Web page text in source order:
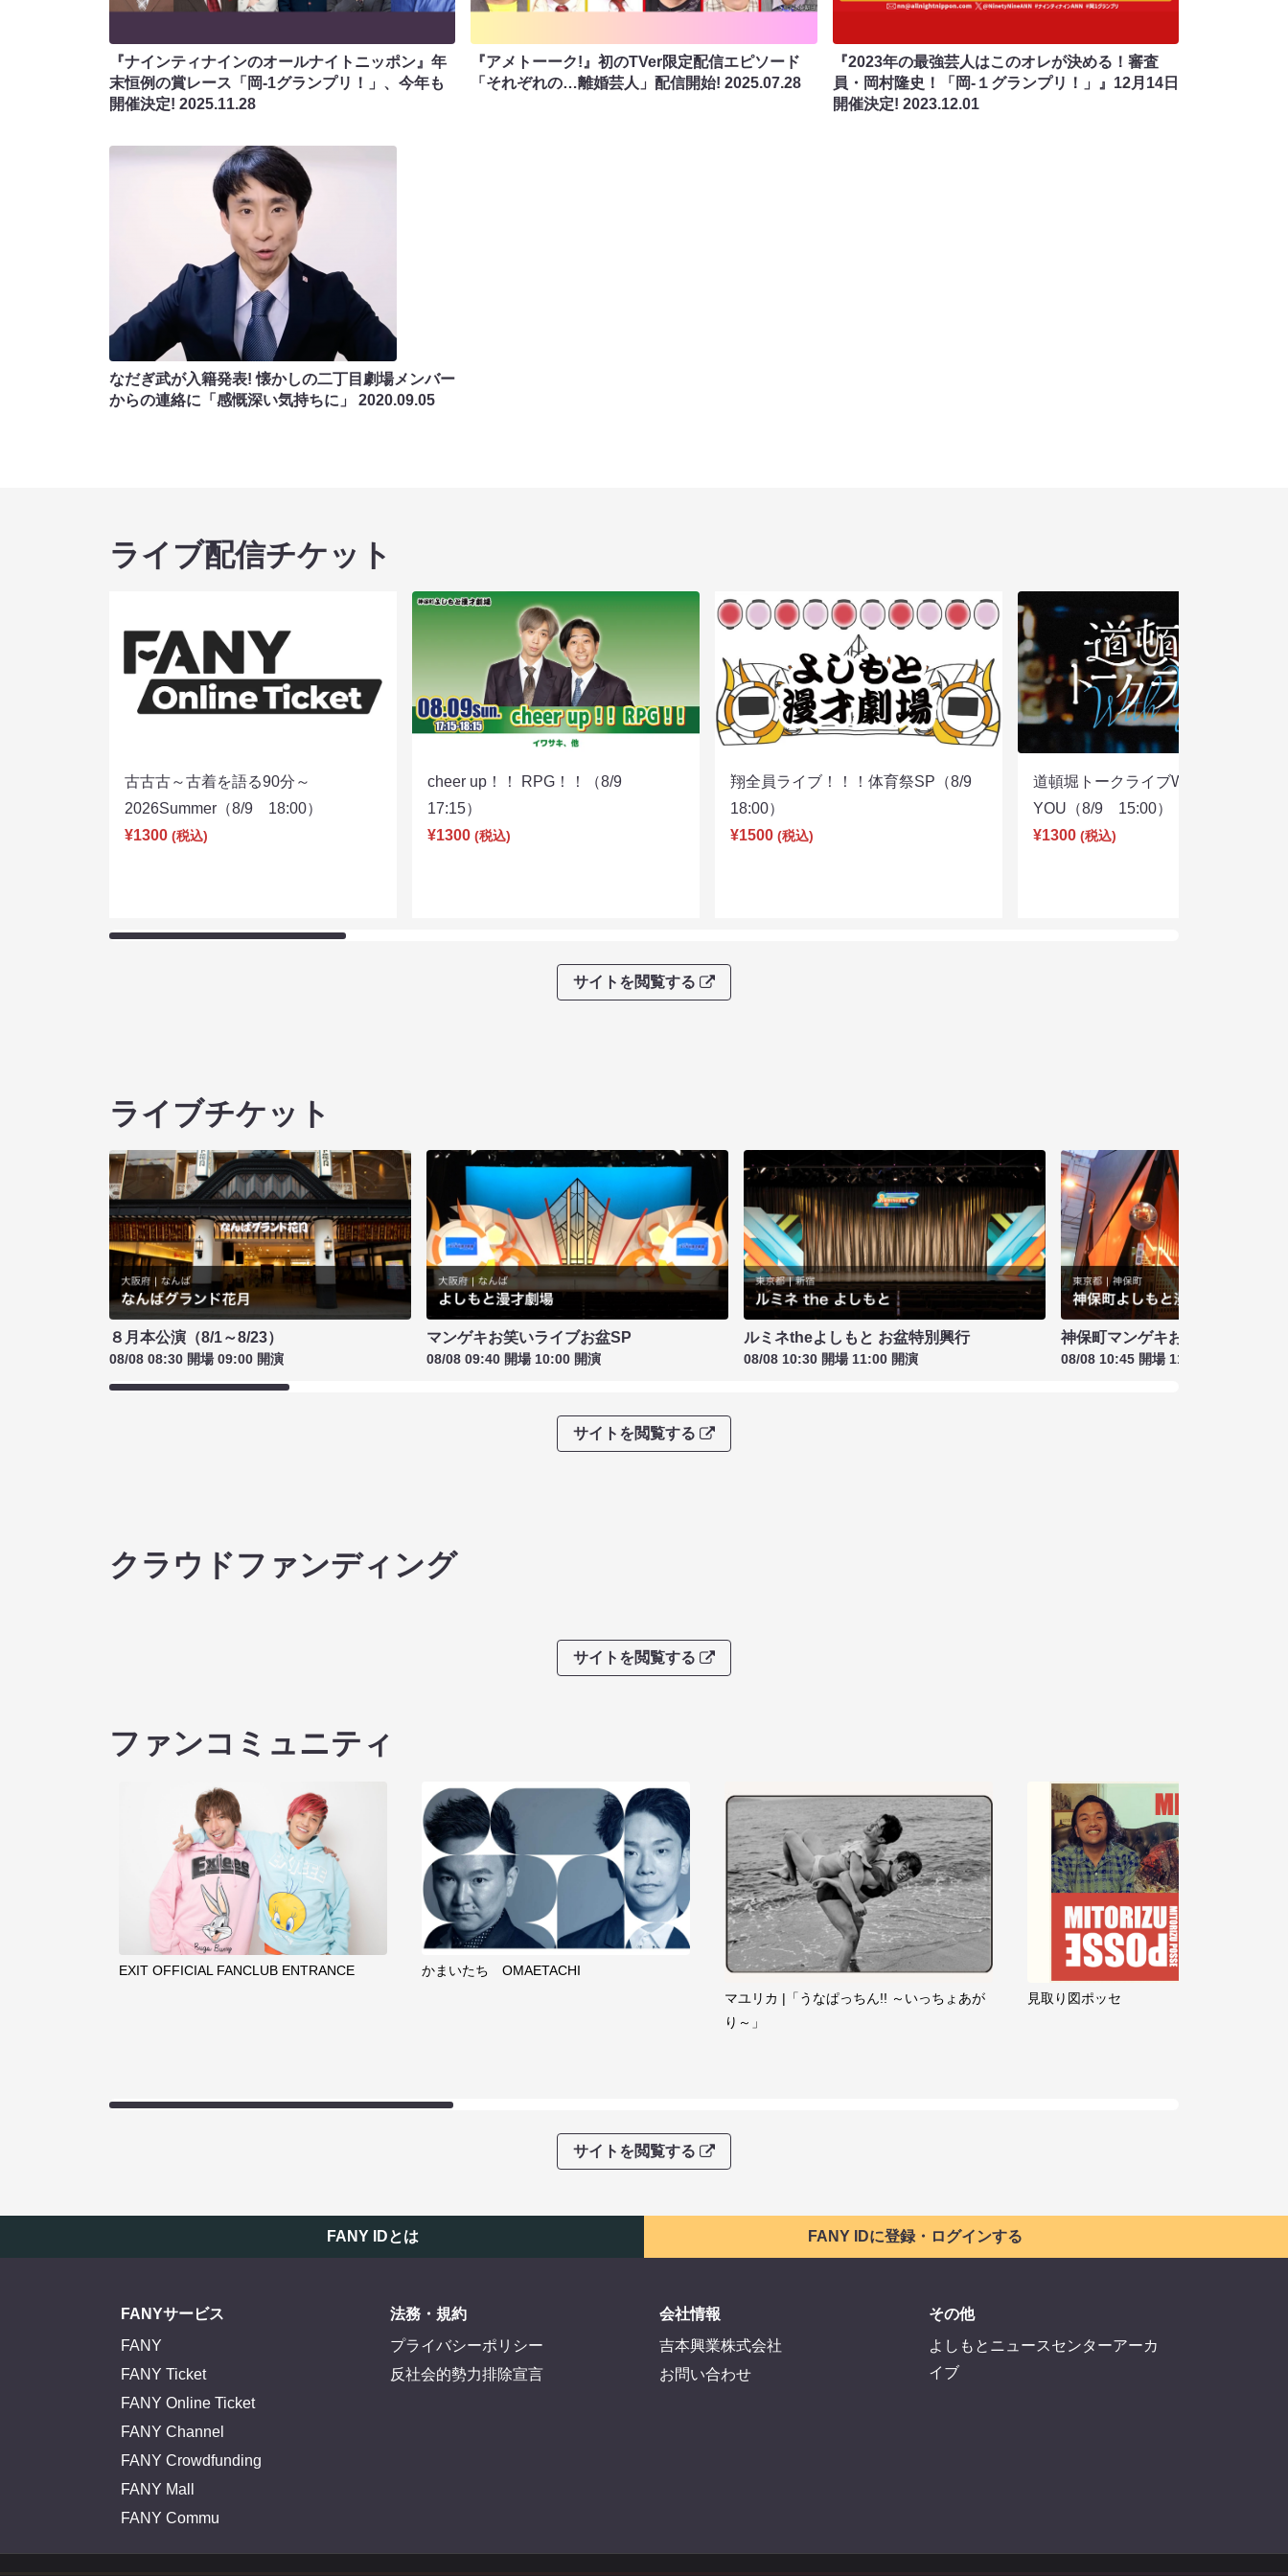
『ナインティナインのオールナイトニッポン』年
末恒例の賞レース「岡-1グランプリ！」、今年も
開催決定! 2025.11.28
『アメトーーク!』初のTVer限定配信エピソード
「それぞれの…離婚芸人」配信開始!2025.07.28
『2023年の最強芸人はこのオレが決める！審査
員・岡村隆史！「岡-１グランプリ！」』12月14日
開催決定! 2023.12.01
なだぎ武が入籍発表! 懐かしの二丁目劇場メンバー
からの連絡に「感慨深い気持ちに」 2020.09.05
ライブ配信チケット
古古古～古着を語る90分～
2026Summer（8/9 18:00）
¥1300 (税込)
cheer up！！ RPG！！（8/9
17:15）
¥1300 (税込)
翔全員ライブ！！！体育祭SP（8/9
18:00）
¥1500 (税込)
道頓堀トークライブWITH
YOU（8/9 15:00）
¥1300 (税込)
サイトを閲覧する
ライブチケット
８月本公演（8/1～8/23）
08/08 08:30 開場 09:00 開演
マンゲキお笑いライブお盆SP
08/08 09:40 開場 10:00 開演
ルミネtheよしもと お盆特別興行
08/08 10:30 開場 11:00 開演
神保町マンゲキお笑いライブ お
08/08 10:45 開場 11:00 開演
サイトを閲覧する
クラウドファンディング
サイトを閲覧する
ファンコミュニティ
EXIT OFFICIAL FANCLUB ENTRANCE
かまいたち OMAETACHI
マユリカ |「うなぱっちん!! ～いっちょあが
り～」
見取り図ポッセ
サイトを閲覧する
FANY IDとは FANY IDに登録・ログインする
FANYサービス
FANY
FANY Ticket
FANY Online Ticket
FANY Channel
FANY Crowdfunding
FANY Mall
FANY Commu
法務・規約
プライバシーポリシー
反社会的勢力排除宣言
会社情報
吉本興業株式会社
お問い合わせ
その他
よしもとニュースセンターアーカ
イブ